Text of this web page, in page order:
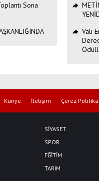
Sona
Vali
Künye İletişim Çerez
SİYASET
SPOR
EĞİTİM
TARIM